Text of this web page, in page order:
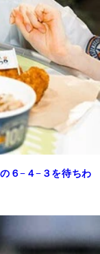
６−４−３を待ちわ